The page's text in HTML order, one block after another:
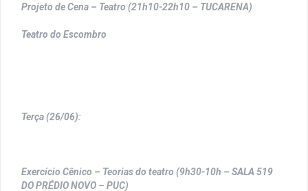
Projeto de Cena – Teatro (21h10-22h10 – TUCARENA)
Teatro do Escombro
Terça (26/06):
Exercício Cênico – Teorias do teatro (9h30-10h – SALA 519
DO PRÉDIO NOVO – PUC)